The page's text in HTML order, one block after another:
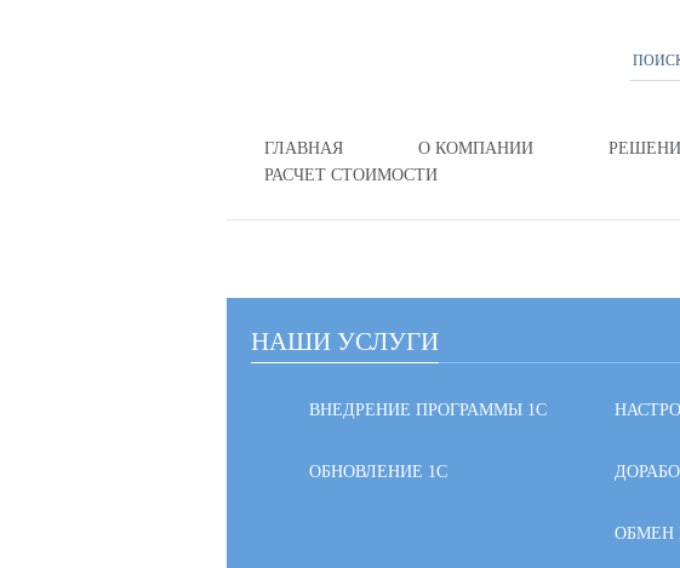
ГЛАВНАЯ О КОМПАНИИ
РАСЧЕТ СТОИМОСТИ
НАШИ УСЛУГИ
ВНЕДРЕНИЕ ПРОГРАММЫ 1С
ОБНОВЛЕНИЕ 1С
ОБМЕН